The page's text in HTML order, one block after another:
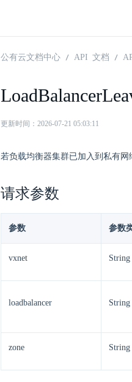
公有云文档中心 API 文档
更新时间：2026-07-21 05:03:11
若负载均衡器集群已加入到私有网
请求参数
参数 参数
vxnet String
loadbalancer String
zone String